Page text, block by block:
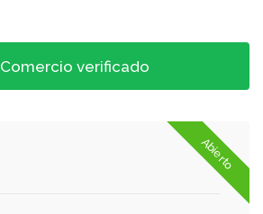
Comercio verificado
Abierto